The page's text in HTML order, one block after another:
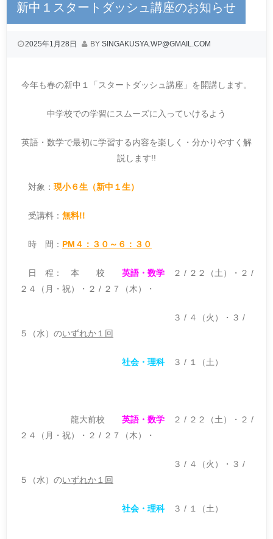
新中１スタートダッシュ講座のお知らせ
2025年1月28日 BY SINGAKUSYA.WP@GMAIL.COM
今年も春の新中１「スタートダッシュ講座」を開講します。
中学校での学習にスムーズに入っていけるよう
英語・数学で最初に学習する内容を楽しく・分かりやすく解
説します!!
対象： 現小６生（新中１生）
受講料： 無料!!
時 間： PM４：３０～６：３０
日 程： 本 校 英語・数学 ２ / ２２（土）・２ /
２４（月・祝）・２ / ２７（木）・
３ / ４（火）・３ /
５（水）のいずれか１回
社会・理科３ / １（土）
龍大前校 英語・数学 ２ / ２２（土）・２ /
２４（月・祝）・２ / ２７（木）・
３ / ４（火）・３ /
５（水）のいずれか１回
社会・理科３ / １（土）